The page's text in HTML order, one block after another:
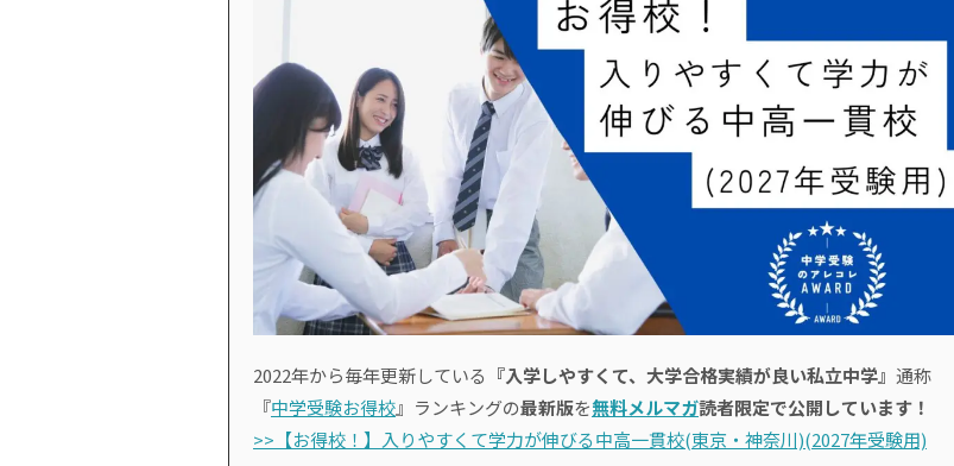
2022年から毎年更新している 『入学しやすくて、大学合格実績が良い私立中学』 通称
『中学受験お得校』ランキングの最新版を無料メルマガ読者限定で公開しています！
>>【お得校！】入りやすくて学力が伸びる中高一貫校(東京・神奈川)(2027年受験用)